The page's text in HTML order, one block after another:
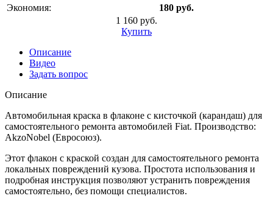
Экономия:
180 руб.
1 160 руб.
Купить
Описание
Видео
Задать вопрос
Описание
Автомобильная краска в флаконе с кисточкой (карандаш) для
самостоятельного ремонта автомобилей Fiat. Производство:
AkzoNobel (Евросоюз).
Этот флакон с краской создан для самостоятельного ремонта
локальных повреждений кузова. Простота использования и
подробная инструкция позволяют устранить повреждения
самостоятельно, без помощи специалистов.